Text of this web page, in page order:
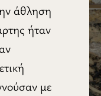
άθληση
ήταν
με